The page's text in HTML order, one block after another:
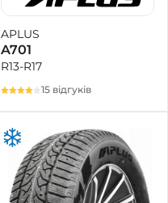
APLUS
A701
R13-R17
15 відгуків